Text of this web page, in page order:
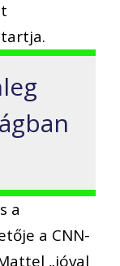
a
a CNN-
„jóval